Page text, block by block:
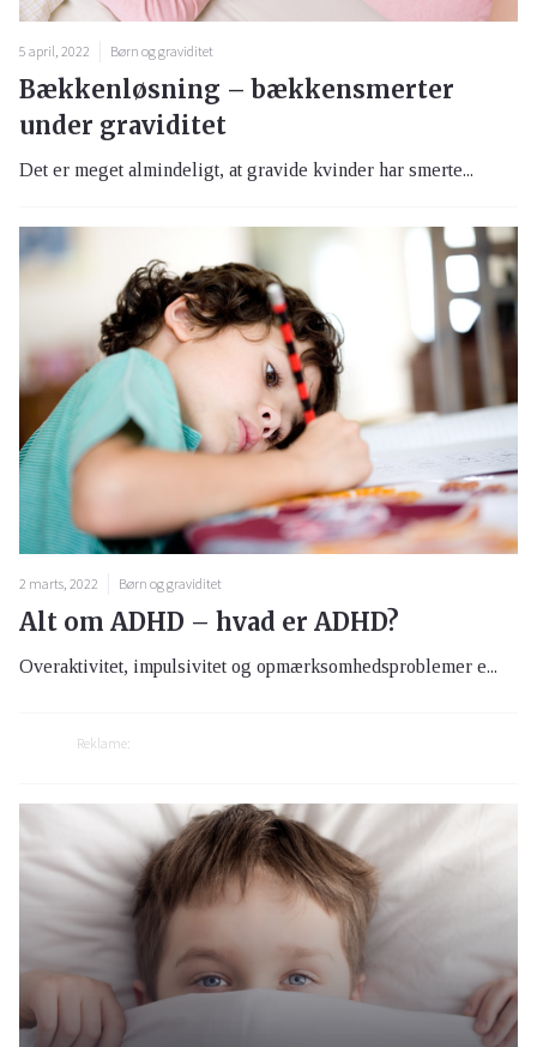
5 april, 2022 Børn og graviditet
Bækkenløsning – bækkensmerter
under graviditet
Det er meget almindeligt, at gravide kvinder har smerte...
2 marts, 2022 Børn og graviditet
Alt om ADHD – hvad er ADHD?
Overaktivitet, impulsivitet og opmærksomhedsproblemer e...
Reklame: